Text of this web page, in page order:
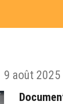
9 août 2025